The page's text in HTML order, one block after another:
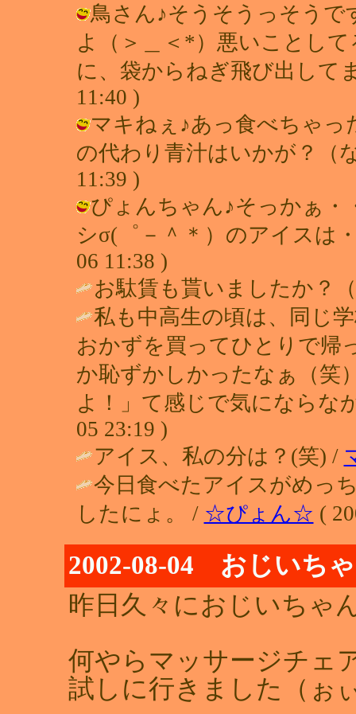
鳥さん♪そうそうっそうで
よ（＞＿＜*）悪いことし
に、袋からねぎ飛び出して
11:40 )
マキねぇ♪あっ食べちゃっ
の代わり青汁はいかが？（
11:39 )
ぴょんちゃん♪そっかぁ・
シσ(゜－＾＊）のアイスは
06 11:38 )
お駄賃も貰いましたか？
私も中高生の頃は、同じ
おかずを買ってひとりで帰
か恥ずかしかったなぁ（笑
よ！」て感じで気にならな
05 23:19 )
アイス、私の分は？(笑) /
今日食べたアイスがめっ
したにょ。 / ☆ぴょん☆ (
2002-08-04 おじいち
昨日久々におじいちゃ
何やらマッサージチェ
試しに行きました（ぉ